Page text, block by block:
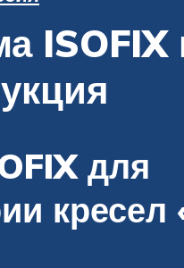
ISOFIX
для
кресел